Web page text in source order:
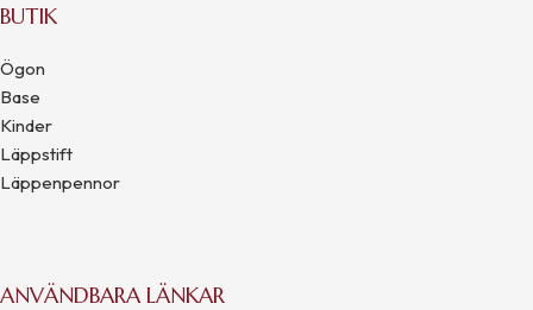
BUTIK
Ögon
Base
Kinder
Läppstift
Läppenpennor
ANVÄNDBARA LÄNKAR